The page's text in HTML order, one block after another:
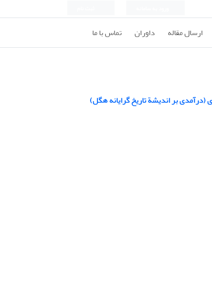
ارسال مقاله داوران تماس با ما
(درآمدی بر اندیشة تاریخ گرایانه هگل)